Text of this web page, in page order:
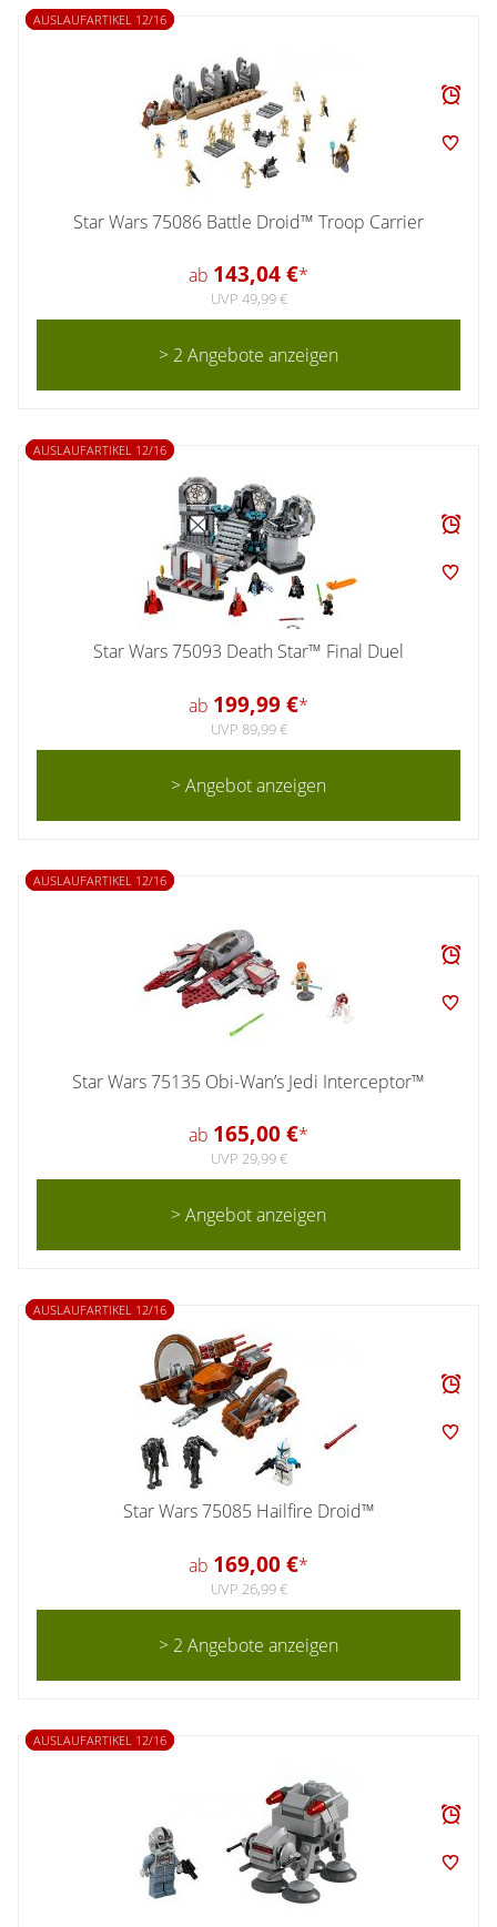
AUSLAUFARTIKEL 12/16
Star Wars 75086 Battle Droid™ Troop Carrier
ab 143,04 €*
UVP 49,99 €
> 2 Angebote anzeigen
AUSLAUFARTIKEL 12/16
Star Wars 75093 Death Star™ Final Duel
ab 199,99 €*
UVP 89,99 €
> Angebot anzeigen
AUSLAUFARTIKEL 12/16
Star Wars 75135 Obi-Wan’s Jedi Interceptor™
ab 165,00 €*
UVP 29,99 €
> Angebot anzeigen
AUSLAUFARTIKEL 12/16
Star Wars 75085 Hailfire Droid™
ab 169,00 €*
UVP 26,99 €
> 2 Angebote anzeigen
AUSLAUFARTIKEL 12/16